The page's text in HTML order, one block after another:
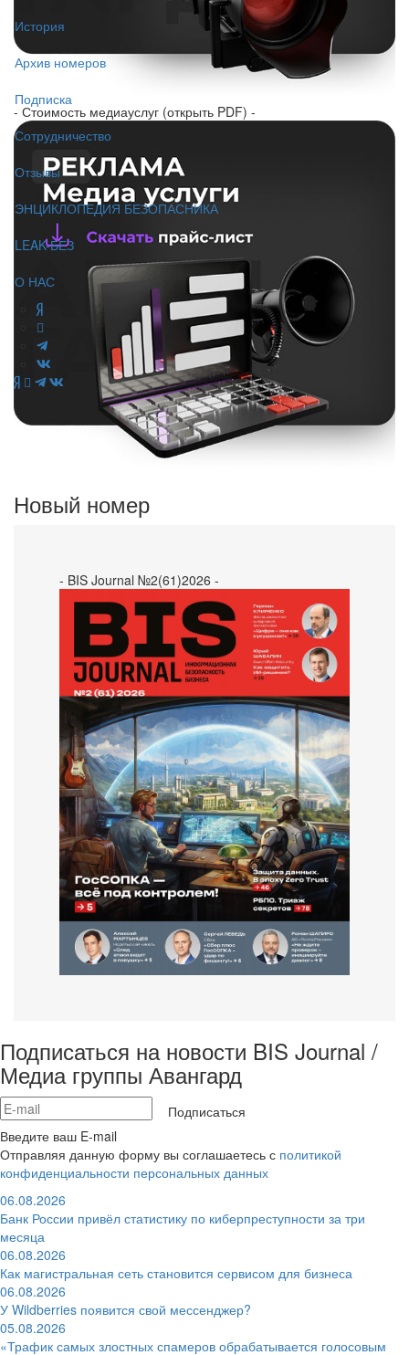
История
Архив номеров
Подписка
Сотрудничество
Отзывы
ЭНЦИКЛОПЕДИЯ БЕЗОПАСНИКА
LEAK-БЕЗ
О НАС
- Стоимость медиауслуг (открыть PDF) -
Новый номер
- BIS Journal №2(61)2026 -
Подписаться на новости BIS Journal /
Медиа группы Авангард
Подписаться
Введите ваш E-mail
Отправляя данную форму вы соглашаетесь с политикой
конфиденциальности персональных данных
06.08.2026
Банк России привёл статистику по киберпреступности за три
месяца
06.08.2026
Как магистральная сеть становится сервисом для бизнеса
06.08.2026
У Wildberries появится свой мессенджер?
05.08.2026
«Трафик самых злостных спамеров обрабатывается голосовым